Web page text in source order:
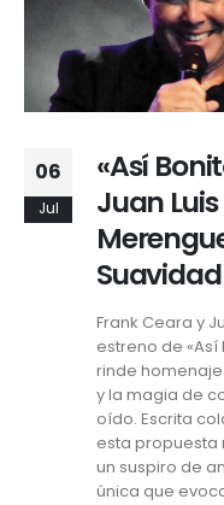
06
Jul
«Así
Juan
Suavidad
Frank Ceara y
estreno de
rinde
y la magia de
oído. Escrita
esta propuesta
un suspiro de
única que